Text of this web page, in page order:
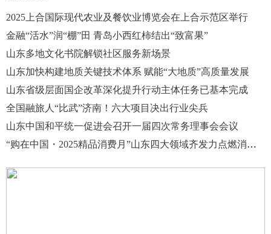
2025上合国际现代农业及餐饮业博览会在上合示范区举行
金融“活水”润“棚”田 青岛小西红柿结出“致富果”
山东多地文化书院解锁社区服务新场景
山东加快构建地质关键技术体系 赋能“大地质”高质量发展
山东省级层面国企改革深化提升行动主体任务已基本完成
全国融旅人“比武”济南！六大项目决出行业尖兵
山东中国和平统一促进会召开一届四次常务理事会会议
“购在中国・2025精品消费月”山东四大领域齐发力点燃消费热潮